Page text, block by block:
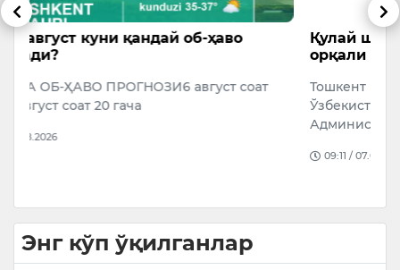
Қулай шаҳар муҳити — аниқ ечимлар
орқали
Тошкент шаҳар ҳокими Шавкат Умурзаков
Ўзбекистон Республикаси Президенти
Администрациясининг жамоат хавфсизлиги
Энг кўп ўқилганлар